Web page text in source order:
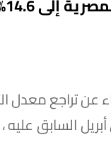
عن تراجع
في مايو 2026 ، مقارنة